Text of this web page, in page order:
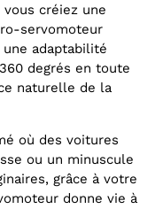
créiez une
servomoteur
adaptabilité
degrés en toute
naturelle de la
où des voitures
ou un minuscule
grâce à votre
donne vie à